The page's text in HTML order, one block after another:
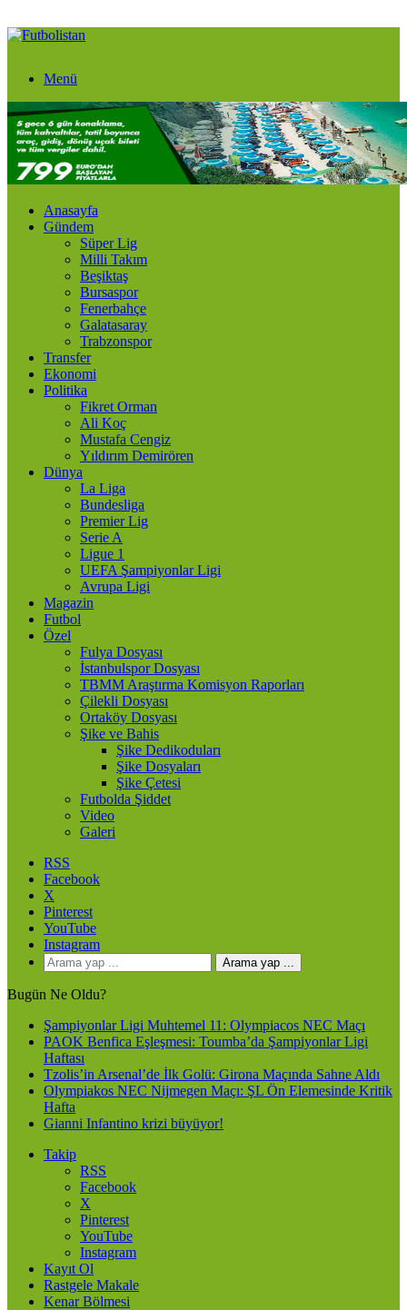
Menü
Anasayfa
Gündem
Süper Lig
Milli Takım
Beşiktaş
Bursaspor
Fenerbahçe
Galatasaray
Trabzonspor
Transfer
Ekonomi
Politika
Fikret Orman
Ali Koç
Mustafa Cengiz
Yıldırım Demirören
Dünya
La Liga
Bundesliga
Premier Lig
Serie A
Ligue 1
UEFA Şampiyonlar Ligi
Avrupa Ligi
Magazin
Futbol
Özel
Fulya Dosyası
İstanbulspor Dosyası
TBMM Araştırma Komisyon Raporları
Çilekli Dosyası
Ortaköy Dosyası
Şike ve Bahis
Şike Dedikoduları
Şike Dosyaları
Şike Çetesi
Futbolda Şiddet
Video
Galeri
RSS
Facebook
X
Pinterest
YouTube
Instagram
Arama yap ...
Bugün Ne Oldu?
Şampiyonlar Ligi Muhtemel 11: Olympiacos NEC Maçı
PAOK Benfica Eşleşmesi: Toumba’da Şampiyonlar Ligi
Haftası
Tzolis’in Arsenal’de İlk Golü: Girona Maçında Sahne Aldı
Olympiakos NEC Nijmegen Maçı: ŞL Ön Elemesinde Kritik
Hafta
Gianni Infantino krizi büyüyor!
Takip
RSS
Facebook
X
Pinterest
YouTube
Instagram
Kayıt Ol
Rastgele Makale
Kenar Bölmesi